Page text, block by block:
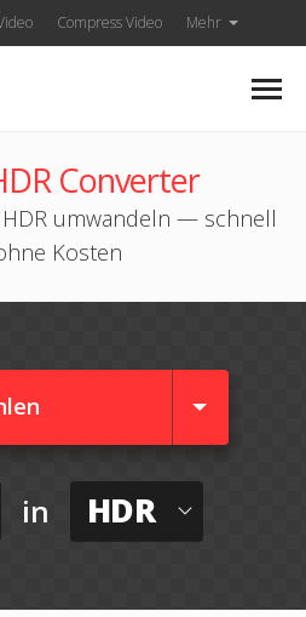
Compress Video Mehr
Converter
umwandeln — schnell
Kosten
in HDR